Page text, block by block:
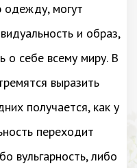
могут
и образ,
о себе всему миру. В
выразить
получается, как у
переходит
вульгарность, либо